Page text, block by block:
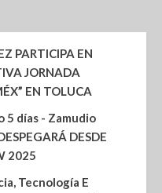
PARTICIPA EN
JORNADA
EN TOLUCA
5 días - Zamudio
DESDE
2025
Tecnología E